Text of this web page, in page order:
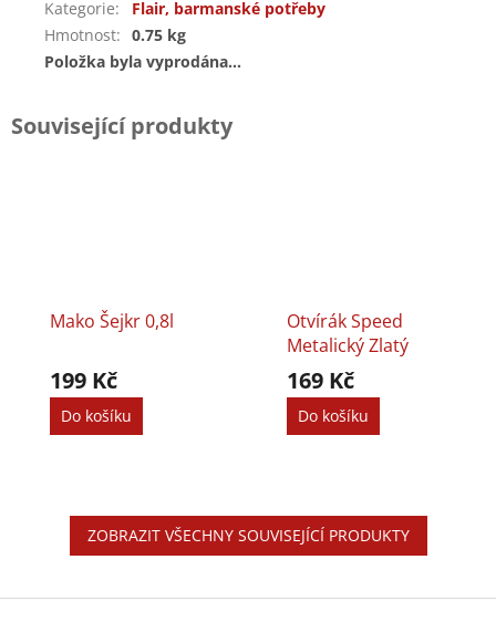
Kategorie:
Flair, barmanské potřeby
Hmotnost: 0.75 kg
Položka byla vyprodána…
Související produkty
Mako Šejkr 0,8l
199 Kč
Do košíku
Otvírák Speed
Metalický Zlatý
169 Kč
Do košíku
ZOBRAZIT VŠECHNY SOUVISEJÍCÍ PRODUKTY